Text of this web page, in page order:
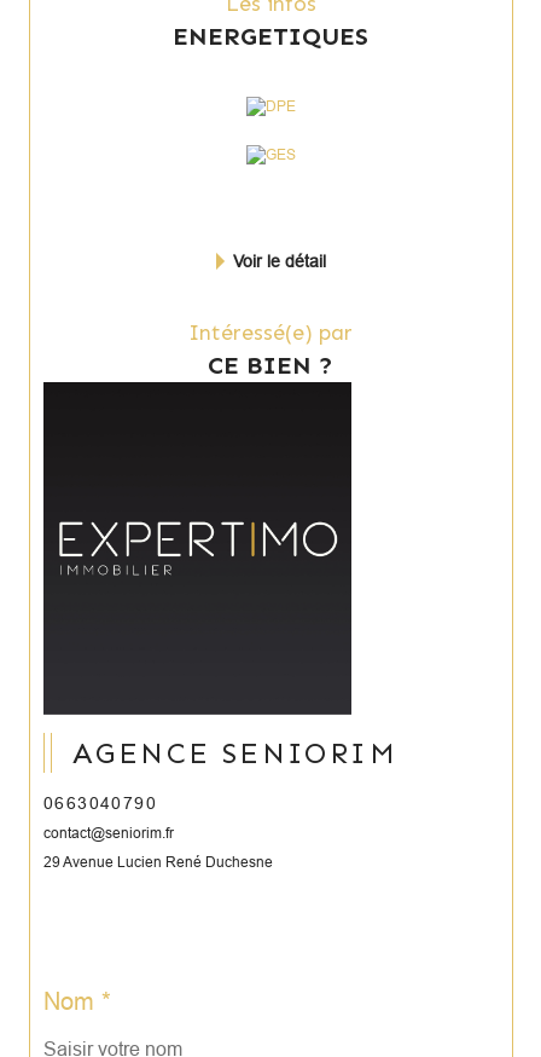
ENERGETIQUES
Voir le détail
Intéressé(e) par
CE BIEN ?
AGENCE SENIORIM
0663040790
contact@seniorim.fr
29 Avenue Lucien René Duchesne
Nom *